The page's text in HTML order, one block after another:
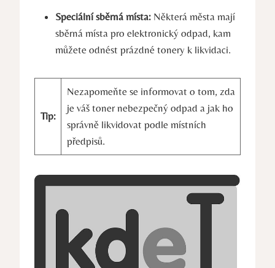
Speciální sběrná místa: Některá města mají
sběrná místa pro elektronický odpad, kam
můžete odnést prázdné tonery k likvidaci.
Tip:
Nezapomeňte se informovat o tom, zda
je váš toner nebezpečný odpad a jak ho
správně likvidovat podle místních
předpisů.